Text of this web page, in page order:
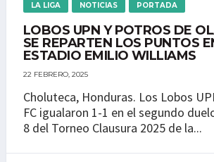
LA LIGA NOTICIAS PORTADA
LOBOS UPN Y POTROS DE
SE REPARTEN LOS PUNTOS
ESTADIO EMILIO WILLIAMS
22 FEBRERO, 2025
Choluteca, Honduras. Los Lobos
FC igualaron 1-1 en el segundo
8 del Torneo Clausura 2025 de la...